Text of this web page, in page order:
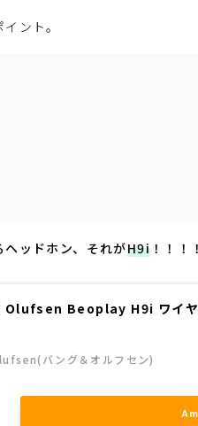
ント。
ッドホン、それがH9i ！！！
Beoplay H9i ワイ
バング＆オルフセン)